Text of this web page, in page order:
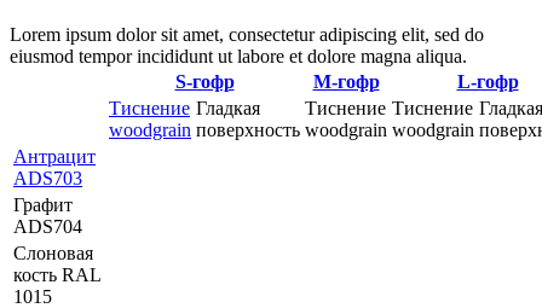
Lorem ipsum dolor sit amet, consectetur adipiscing elit, sed do
eiusmod tempor incididunt ut labore et dolore magna aliqua.
S-гофр
M-гофр
L-гофр
Тиснение
woodgrain
Гладкая
поверхность
Тиснение
woodgrain
Тиснение
woodgrain
Гладкая
Антрацит
ADS703
Графит
ADS704
Слоновая
кость RAL
1015